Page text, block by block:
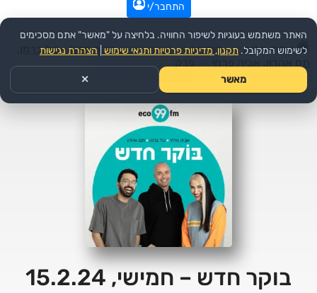
התחבר/י
עמוד הבית >> קומדיה >>הפודקאסט: בוקר חדש - טל ברמן,
בוקר חדש – חמישי, 15.2.24
האתר משתמש בעוגיות לשיפור החוויה. בלחיצה על "מאשר" אתם מסכימים
לשימוש המקובל. תקנון, מדיניות פרטיות ותנאי שימוש הצהרת נגישות
מאשר ✕